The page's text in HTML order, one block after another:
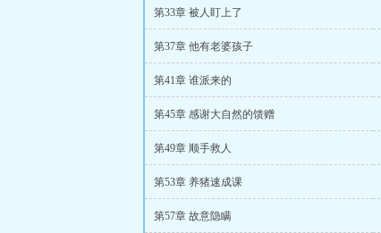
第33章 被人盯上了
第37章 他有老婆孩子
第41章 谁派来的
第45章 感谢大自然的馈赠
第49章 顺手救人
第53章 养猪速成课
第57章 故意隐瞒